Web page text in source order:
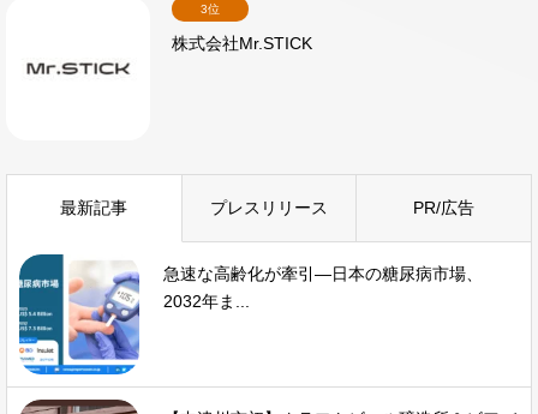
3位
株式会社Mr.STICK
最新記事 プレスリリース PR/広告
急速な高齢化が牽引—日本の糖尿病市場、
2032年ま...